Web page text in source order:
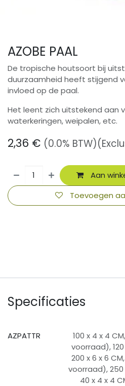
AZOBE PAAL
De tropische houtsoort bij
duurzaamheid heeft stijgend
invloed op de paal.
Het leent zich uitstekend aan
waterkeringen, weipalen, etc.
2,36 € (0.0% BTW)
Aan
Toevoegen
Specificaties
AZPATTR 100 x 4 x 4 CM,
voorraad),
200 x 6 x 6 CM,
voorraad),250
40 x 4 x 4